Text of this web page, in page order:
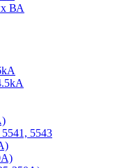
ВА
5543